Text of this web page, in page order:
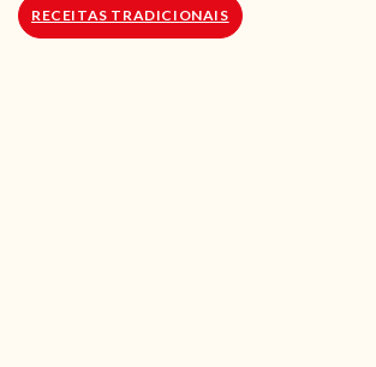
LOJA ONLINE
RECEITAS TRADICIONAIS